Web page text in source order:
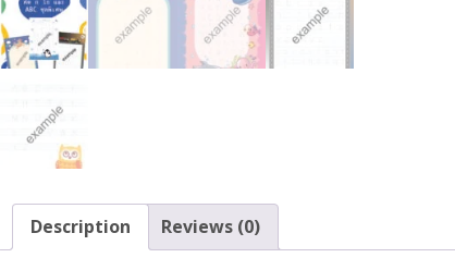
Description Reviews (0)